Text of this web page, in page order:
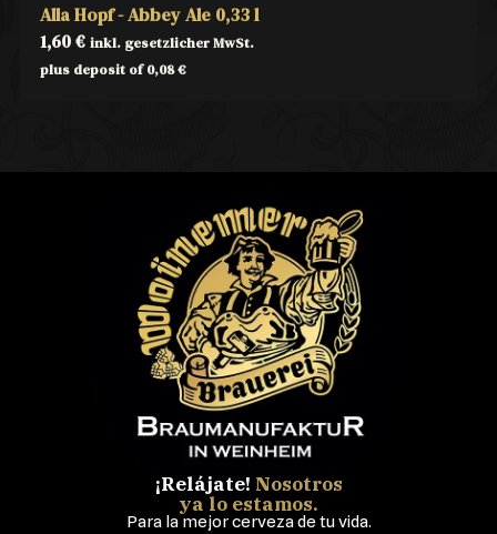
Alla Hopf - Abbey Ale 0,33 l
1,60€ inkl. gesetzlicher MwSt.
plus deposit of0,08€
¡Relájate! Nosotros
ya lo estamos.
Para la mejor cerveza de tu vida.